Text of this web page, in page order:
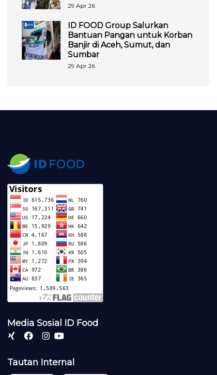
29 Apr 26
ID FOOD Group Salurkan
Bantuan Pangan untuk Korban
Banjir di Aceh, Sumut, dan
Sumbar
29 Apr 26
Media Sosial ID Food
Tautan Internal